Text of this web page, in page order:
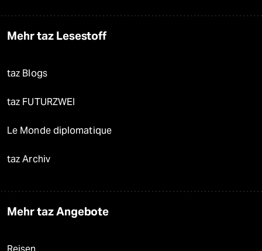
Mehr taz Lesestoff
taz Blogs
taz FUTURZWEI
Le Monde diplomatique
taz Archiv
Mehr taz Angebote